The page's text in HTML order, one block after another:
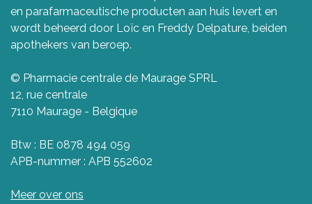
en parafarmaceutische producten aan huis levert en
wordt beheerd door Loïc en Freddy Delpature, beiden
apothekers van beroep.
© Pharmacie centrale de Maurage SPRL
12, rue centrale
7110 Maurage - Belgique
Btw : BE 0878 494 059
APB-nummer : APB 552602
Meer over ons